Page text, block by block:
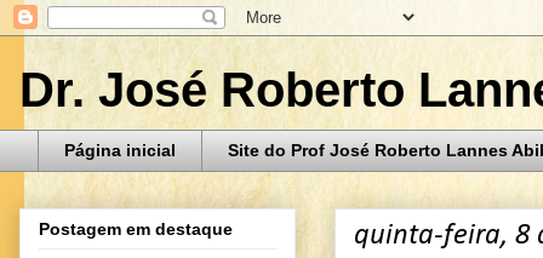
Dr. José Roberto
Página inicial Site do Prof José Roberto Lannes
quinta-feira, 8
Postagem em destaque